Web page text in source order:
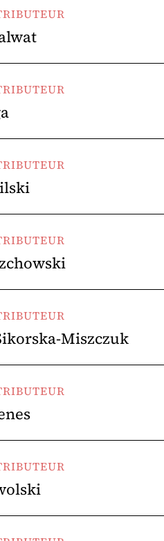
Miszczuk